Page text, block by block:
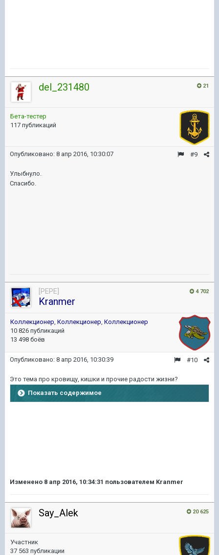
21
del_231480
Бета-тестер
117 публикаций
#9
Опубликовано: 8 апр 2016, 10:30:07
Улыбнуло.
Спасибо.
4 702
[PEPE]
Kranmer
Коллекционер, Коллекционер, Коллекционер
10 826 публикаций
13 498 боёв
#10
Опубликовано: 8 апр 2016, 10:30:39
Это тема про кровищу, кишки и прочие радости жизни?
Показать содержимое
Изменено 8 апр 2016, 10:34:31 пользователем Kranmer
20 625
Say_Alek
Участник
37 563 публикации